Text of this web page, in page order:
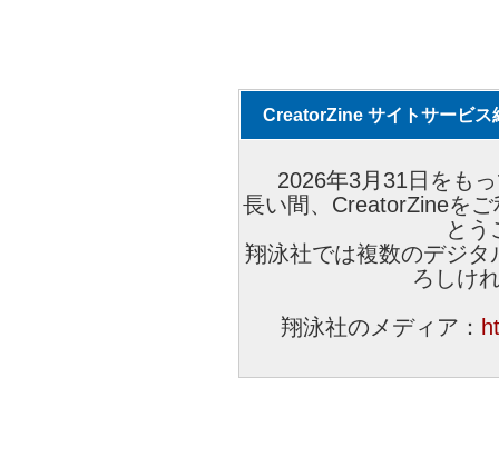
CreatorZine サイトサービス
2026年3月31日をも
長い間、CreatorZineを
とう
翔泳社では複数のデジ
ろしけ
翔泳社のメディア：